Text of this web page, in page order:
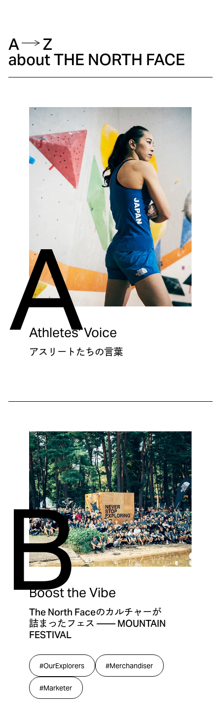
A Z
about THE NORTH FACE
A
Athletes’ Voice
アスリートたちの言葉
B
Boost the Vibe
The North Faceのカルチャーが
詰まったフェス —— MOUNTAIN
FESTIVAL
#OurExplorers #Merchandiser
#Marketer